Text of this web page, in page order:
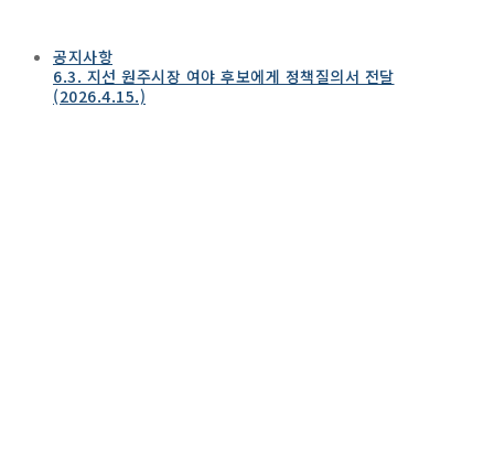
공지사항
6.3. 지선 원주시장 여야 후보에게 정책질의서 전달
(2026.4.15.)